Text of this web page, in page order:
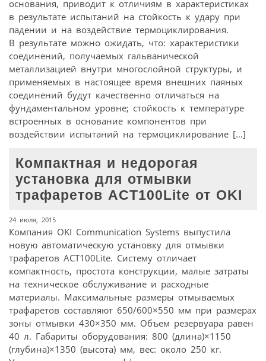
основания, приводит к отличиям в характеристиках
в результате испытаний на стойкость к удару при
падении и на воздействие термоциклирования.
В результате можно ожидать, что: характеристики
соединений, получаемых гальванической
металлизацией внутри многослойной структуры, и
применяемых в настоящее время внешних паяных
соединений будут качественно отличаться на
фундаментальном уровне; стойкость к температуре
встроенных в основание компонентов при
воздействии испытаний на термоциклирование […]
Компактная и недорогая
установка для отмывки
трафаретов ACT100Lite от OKI
24 июля, 2015
Компания OKI Communication Systems выпустила
новую автоматическую установку для отмывки
трафаретов ACT100Lite. Систему отличает
компактность, простота конструкции, малые затраты
на техническое обслуживание и расходные
материалы. Максимальные размеры отмываемых
трафаретов составляют 650/600×550 мм при размерах
зоны отмывки 430×350 мм. Объем резервуара равен
40 л. Габариты оборудования: 800 (длина)×1150
(глубина)×1350 (высота) мм, вес: около 250 кг.